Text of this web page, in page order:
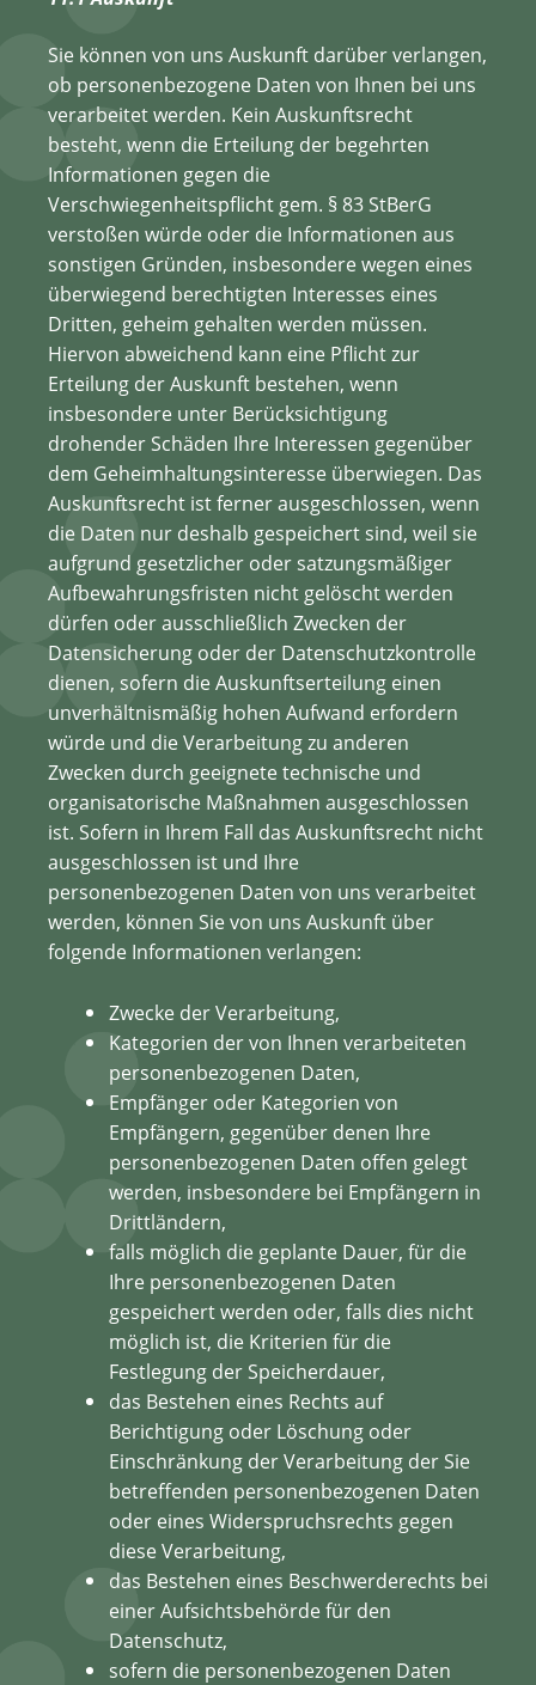
Sie können von uns Auskunft darüber verlangen,
ob personenbezogene Daten von Ihnen bei uns
verarbeitet werden. Kein Auskunftsrecht
besteht, wenn die Erteilung der begehrten
Informationen gegen die
Verschwiegenheitspflicht gem. § 83 StBerG
verstoßen würde oder die Informationen aus
sonstigen Gründen, insbesondere wegen eines
überwiegend berechtigten Interesses eines
Dritten, geheim gehalten werden müssen.
Hiervon abweichend kann eine Pflicht zur
Erteilung der Auskunft bestehen, wenn
insbesondere unter Berücksichtigung
drohender Schäden Ihre Interessen gegenüber
dem Geheimhaltungsinteresse überwiegen. Das
Auskunftsrecht ist ferner ausgeschlossen, wenn
die Daten nur deshalb gespeichert sind, weil sie
aufgrund gesetzlicher oder satzungsmäßiger
Aufbewahrungsfristen nicht gelöscht werden
dürfen oder ausschließlich Zwecken der
Datensicherung oder der Datenschutzkontrolle
dienen, sofern die Auskunftserteilung einen
unverhältnismäßig hohen Aufwand erfordern
würde und die Verarbeitung zu anderen
Zwecken durch geeignete technische und
organisatorische Maßnahmen ausgeschlossen
ist. Sofern in Ihrem Fall das Auskunftsrecht nicht
ausgeschlossen ist und Ihre
personenbezogenen Daten von uns verarbeitet
werden, können Sie von uns Auskunft über
folgende Informationen verlangen:
Zwecke der Verarbeitung,
Kategorien der von Ihnen verarbeiteten
personenbezogenen Daten,
Empfänger oder Kategorien von
Empfängern, gegenüber denen Ihre
personenbezogenen Daten offen gelegt
werden, insbesondere bei Empfängern in
Drittländern,
falls möglich die geplante Dauer, für die
Ihre personenbezogenen Daten
gespeichert werden oder, falls dies nicht
möglich ist, die Kriterien für die
Festlegung der Speicherdauer,
das Bestehen eines Rechts auf
Berichtigung oder Löschung oder
Einschränkung der Verarbeitung der Sie
betreffenden personenbezogenen Daten
oder eines Widerspruchsrechts gegen
diese Verarbeitung,
das Bestehen eines Beschwerderechts bei
einer Aufsichtsbehörde für den
Datenschutz,
sofern die personenbezogenen Daten